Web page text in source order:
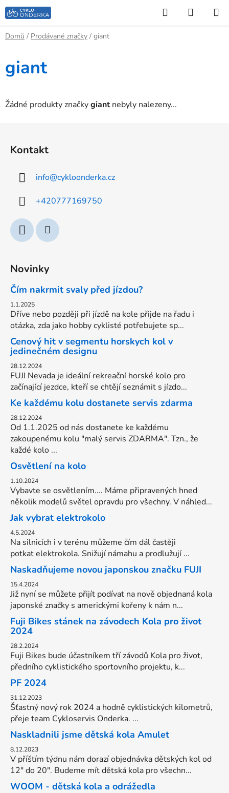
Přejít
na
obsah
Hledat
KOŠÍK
Domů / Prodávané značky / giant
giant
Žádné produkty značkygiantnebyly nalezeny...
Kontakt
info@cykloonderka.cz
+420777169750
Novinky
Čím nakrmit svaly před jízdou?
1.1.2025
Dříve nebo později při jízdě na kole přijde na řadu i
otázka, zda jako hobby cyklisté potřebujete sp...
Cenový hit v segmentu horskych kol v
jedinečném designu
28.12.2024
FUJI Nevada je ideální rekreační horské kolo pro
začínající jezdce, kteří se chtějí seznámit s jízdo...
Ke každému kolu dostanete servis zdarma
28.12.2024
Od 1.1.2025 od nás dostanete ke každému
zakoupenému kolu "malý servis ZDARMA". Tzn., že
každé kolo ...
Osvětlení na kolo
1.10.2024
Vybavte se osvětlením.... Máme připravených hned
několik modelů světel opravdu pro všechny. V náhled...
Jak vybrat elektrokolo
4.5.2024
Na silnicích i v terénu můžeme čím dál častěji
potkat elektrokola. Snižují námahu a prodlužují ...
Naskadňujeme novou japonskou značku FUJI
15.4.2024
Již nyní se můžete přijít podívat na nově objednaná kola
japonské značky s americkými kořeny k nám n...
Fuji Bikes stánek na závodech Kola pro život
2024
28.2.2024
Fuji Bikes bude účastníkem tří závodů Kola pro život,
předního cyklistického sportovního projektu, k...
PF 2024
31.12.2023
Šťastný nový rok 2024 a hodně cyklistických kilometrů,
přeje team Cykloservis Onderka. ...
Naskladnili jsme dětská kola Amulet
8.12.2023
V příštím týdnu nám dorazí objednávka dětských kol od
12" do 20". Budeme mít dětská kola pro všechn...
WOOM - dětská kola a odrážedla